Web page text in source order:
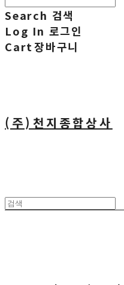
Search 검색
Log In 로그인
Cart장바구니
(주)천지종합상사